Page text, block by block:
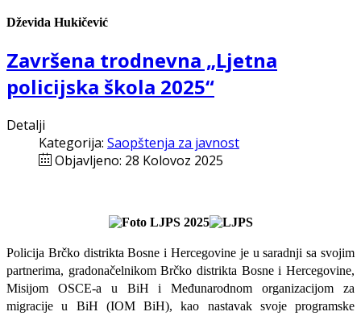
Dževida Hukičević
Završena trodnevna „Ljetna
policijska škola 2025“
Detalji
Kategorija: Saopštenja za javnost
Objavljeno: 28 Kolovoz 2025
Policija Brčko distrikta Bosne i Hercegovine je u saradnjisa svojim
partnerima, gradonačelnikom Brčko distrikta Bosne i Hercegovine,
Misijom OSCE-a u BiH i Međunarodnom organizacijom za
migracije u BiH (IOM BiH), kao nastavak svoje programske